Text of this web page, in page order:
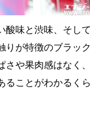
酸味と渋味、そし
りが特徴のブラッ
さや果肉感はなく
ることがわかるく